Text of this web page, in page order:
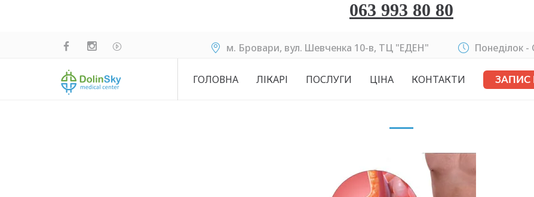
063 993 80 80
м. Бровари, вул. Шевченка 10-в, ТЦ "ЕДЕН" Понеділок -
ГОЛОВНА ЛІКАРІ ПОСЛУГИ ЦІНА КОНТАКТИ ЗАПИС